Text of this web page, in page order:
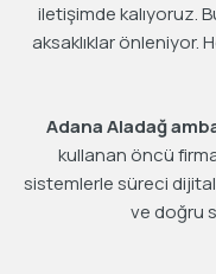
iletişimde kalıyoruz.
aksaklıklar önleniyor.
Adana Aladağ
kullanan öncü
sistemlerle süreci
ve doğru